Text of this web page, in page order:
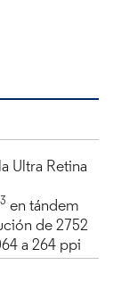
Ultra​​​​​​​ Retina
3 en tándem
de 2752
a 264 ppi